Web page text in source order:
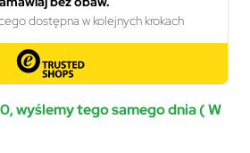
wyślemy tego samego dnia ( W